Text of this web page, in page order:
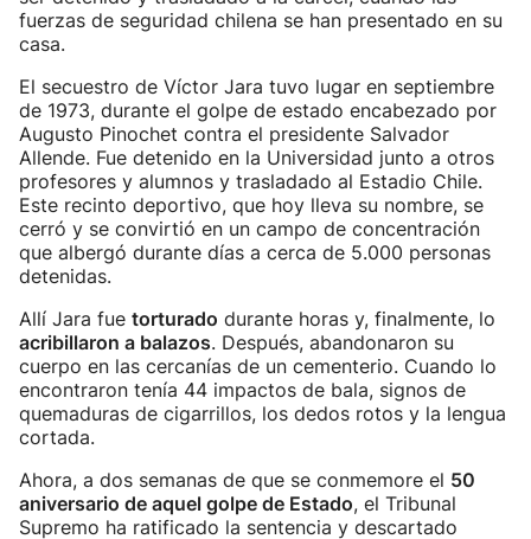
fuerzas de seguridad chilena se han presentado en su
casa.
El secuestro de Víctor Jara tuvo lugar en septiembre
de 1973, durante el golpe de estado encabezado por
Augusto Pinochet contra el presidente Salvador
Allende. Fue detenido en la Universidad junto a otros
profesores y alumnos y trasladado al Estadio Chile.
Este recinto deportivo, que hoy lleva su nombre, se
cerró y se convirtió en un campo de concentración
que albergó durante días a cerca de 5.000 personas
detenidas.
Allí Jara fue torturado durante horas y, finalmente, lo
acribillaron a balazos. Después, abandonaron su
cuerpo en las cercanías de un cementerio. Cuando lo
encontraron tenía 44 impactos de bala, signos de
quemaduras de cigarrillos, los dedos rotos y la lengua
cortada.
Ahora, a dos semanas de que se conmemore el 50
aniversario de aquel golpe de Estado, el Tribunal
Supremo ha ratificado la sentencia y descartado